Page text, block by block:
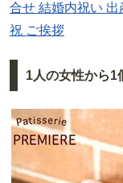
合せ 結婚内祝い
祝 ご挨拶
1人の女性から1